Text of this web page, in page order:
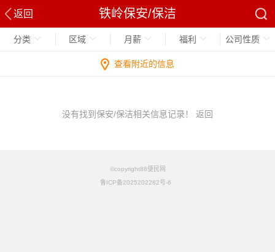
返回 铁岭保安/保洁
分类 区域 月薪 福利 公司性质
查看附近的信息
没有找到保安/保洁相关信息记录！ 返回
©copyright88便民网
鲁ICP备2025202282号-6